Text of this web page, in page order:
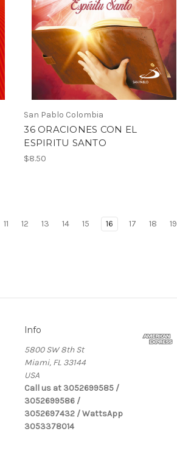
San Pablo Colombia
36 ORACIONES CON EL
ESPIRITU SANTO
$8.50
11 12 13 14 15 16 17 18 19
Info
5800 SW 8th St
Miami, FL 33144
USA
Call us at 3052699585 /
3052699586 /
3052697432 / WattsApp
3053378014